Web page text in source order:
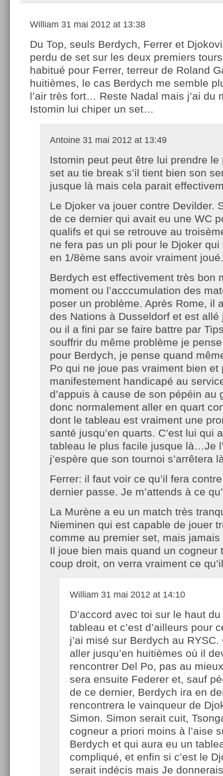
William 31 mai 2012 at 13:38
Du Top, seuls Berdych, Ferrer et
perdu de set sur les deux premiers
habitué pour Ferrer, terreur de Roland
huitièmes, le cas Berdych me semble
l’air très fort… Reste Nadal mais j’ai du
Istomin lui chiper un set…
Antoine 31 mai 2012 at 13:49
Istomin peut peut être lui prendre le
set au tie break s’il tient bien son
jusque là mais cela parait
Le Djoker va jouer contre Devilder.
de ce dernier qui avait eu une WC
qualifs et qui se retrouve au
ne fera pas un pli pour le Djoker
en 1/8ème sans avoir vraiment joué.
Berdych est effectivement très bon
moment ou l’acccumulation des
poser un problème. Après Rome, il
des Nations à Dusseldorf et est allé
ou il a fini par se faire battre par
souffrir du même problème je
pour Berdych, je pense quand
Po qui ne joue pas vraiment bien et
manifestement handicapé au
d’appuis à cause de son pépéin au
donc normalement aller en quart
dont le tableau est vraiment une
santé jusqu’en quarts. C’est lui qui
tableau le plus facile jusque là…Je
j’espère que son tournoi s’arrêtera
Ferrer: il faut voir ce qu’il fera
dernier passe. Je m’attends à ce
La Murène a eu un match très
Nieminen qui est capable de jouer
comme au premier set, mais
Il joue bien mais quand un cogneur
coup droit, on verra vraiment ce
William 31 mai 2012 at 14:10
D’accord avec toi sur le haut du
tableau et c’est d’ailleurs pour
j’ai misé sur Berdych au
aller jusqu’en huitièmes où il
rencontrer Del Po, pas au
sera ensuite Federer et, sauf
de ce dernier, Berdych ira en
rencontrera le vainqueur de
Simon. Simon serait cuit,
cogneur a priori moins à l’aise
Berdych et qui aura eu un
compliqué, et enfin si c’est le
serait indécis mais Je